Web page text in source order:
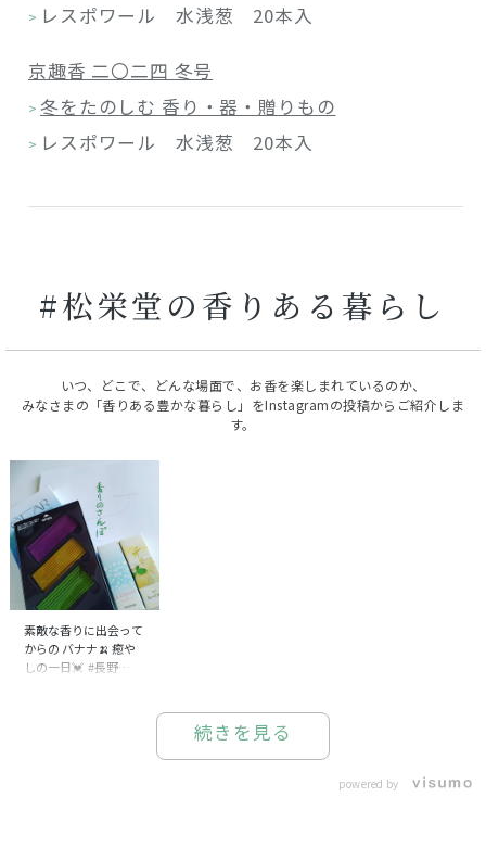
> レスポワール 水浅葱 20本入
京趣香 二〇二四 冬号
> 冬をたのしむ 香り・器・贈りもの
> レスポワール 水浅葱 20本入
#松栄堂の香りある暮らし
いつ、どこで、どんな場面で、お香を楽しまれているのか、
みなさまの「香りある豊かな暮らし」をInstagramの投稿からご紹介しま
す。
素敵な香りに出会って
からの バナナ🍌 癒や
しの一日💓 #長野
続きを見る
powered by